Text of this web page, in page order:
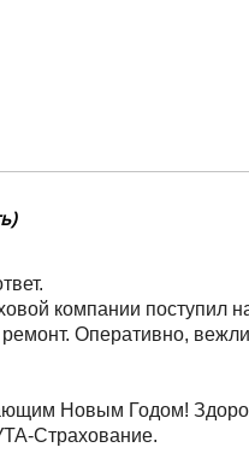
компании поступил
Оперативно,
Новым Годом!
Страхование.